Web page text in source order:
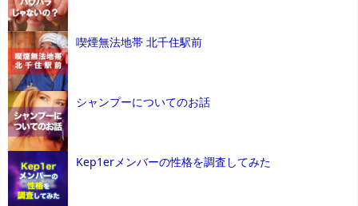
喫煙無法地帯 北千住駅前
シャンプーについてのお話
Kep1erメンバーの性格を調査してみた